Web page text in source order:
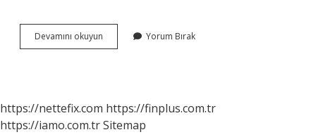
Devamını okuyun Beynelmilel
Tdk
Yorum Bırak
https://nettefix.com https://finplus.com.tr
https://iamo.com.trSitemap